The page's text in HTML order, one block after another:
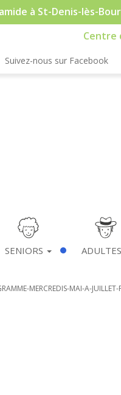
à St-Denis-lès-
Centre
Suivez-nous sur Facebook
SENIORS
MERCREDIS-MAI-A-JUILLET-